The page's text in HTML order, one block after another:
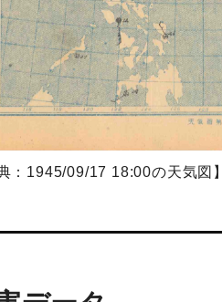
：1945/09/17 18:00の天気図】